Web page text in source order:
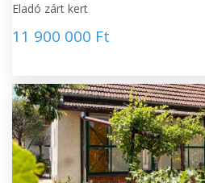
Eladó zárt kert
11 900 000 Ft